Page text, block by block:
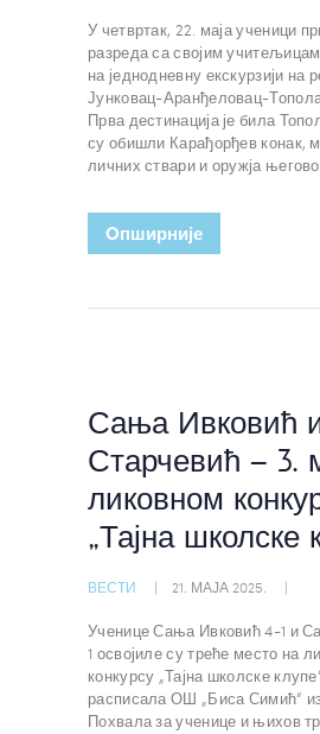
У четвртак, 22. маја ученици
разреда са својим
на једнодневну екскурзији на
Јунковац-Аранђеловац-
Прва дестинација је била
су обишли Карађорђев конак,
личних ствари и оружја
Oпширније
Сања Ивковић
Старчевић – 3.
ликовном
„Тајна школске
ВЕСТИ 21. МАЈА 2025.
Ученице Сања Ивковић 4-1 и
1 освојиле су треће место на
конкурсу „Тајна школске
расписала ОШ „Биса Симић“
Похвала за ученице и њихов